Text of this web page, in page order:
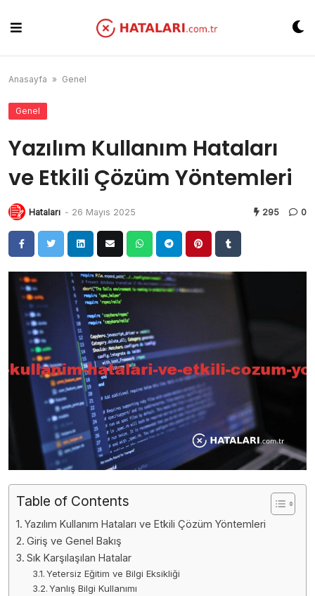
content
Anasayfa » Genel
Genel
Yazılım Kullanım Hataları
ve Etkili Çözüm Yöntemleri
Hataları - 26 Mayıs 2025 295 0
Table of Contents
Yazılım Kullanım Hataları ve Etkili Çözüm Yöntemleri
Giriş ve Genel Bakış
Sık Karşılaşılan Hatalar
Yetersiz Eğitim ve Bilgi Eksikliği
Yanlış Bilgi Kullanımı